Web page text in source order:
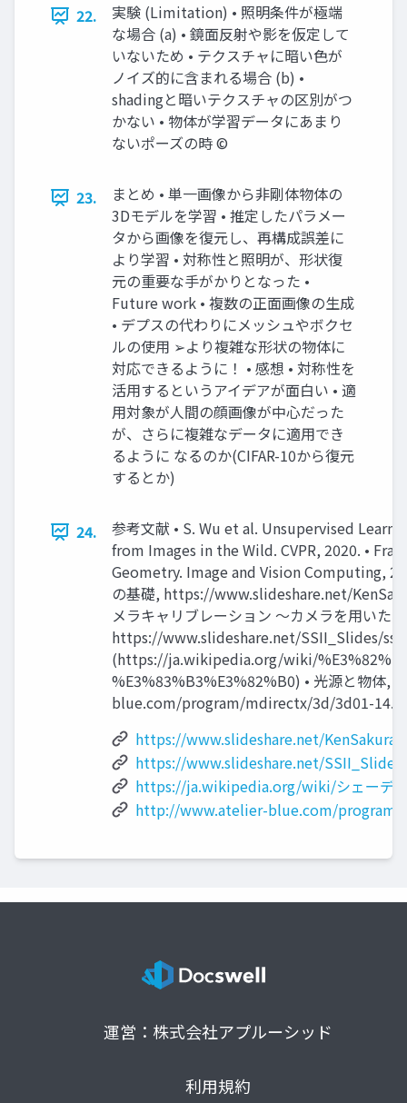
22.
実験 (Limitation) • 照明条件が極端
な場合 (a) • 鏡面反射や影を仮定して
いないため • テクスチャに暗い色が
ノイズ的に含まれる場合 (b) •
shadingと暗いテクスチャの区別がつ
かない • 物体が学習データにあまり
ないポーズの時 ©
23.
まとめ • 単一画像から非剛体物体の
3Dモデルを学習 • 推定したパラメー
タから画像を復元し、再構成誤差に
より学習 • 対称性と照明が、形状復
元の重要な手がかりとなった •
Future work • 複数の正面画像の生成
• デプスの代わりにメッシュやボクセ
ルの使用 ➢より複雑な形状の物体に
対応できるように！ • 感想 • 対称性を
活用するというアイデアが面白い • 適
用対象が人間の顔画像が中心だった
が、さらに複雑なデータに適用でき
るように なるのか(CIFAR-10から復元
するとか)
24.
参考文献 • S. Wu et al. Unsupervised
from Images in the Wild. CVPR, 2020. •
Geometry. Image and Vision Computing,
の基礎, https://www.slideshare.net/
メラキャリブレーション ～カメラを用いた
https://www.slideshare.net/SSII_Slides/
(https://ja.wikipedia.org/wiki/
%E3%83%B3%E3%82%B0) • 光源と物
blue.com/program/mdirectx/3d/3d01-
https://www.slideshare.net/
https://www.slideshare.net/
https://ja.wikipedia.org/wiki/シェーデ
http://www.atelier-blue.com/
運営：株式会社アプルーシッド
利用規約